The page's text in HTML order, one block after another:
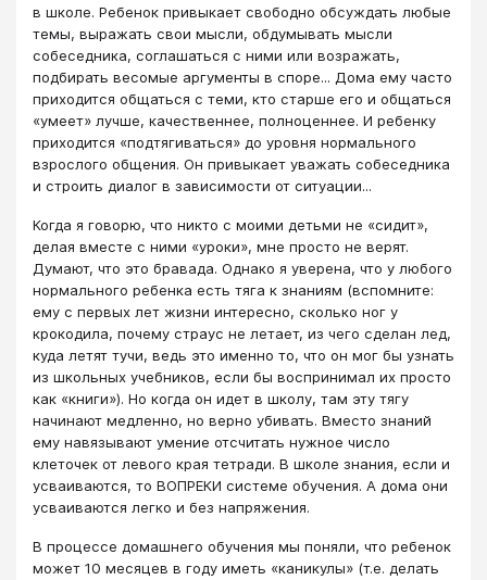
в школе. Ребенок привыкает свободно обсуждать любые
темы, выражать свои мысли, обдумывать мысли
собеседника, соглашаться с ними или возражать,
подбирать весомые аргументы в споре... Дома ему часто
приходится общаться с теми, кто старше его и общаться
«умеет» лучше, качественнее, полноценнее. И ребенку
приходится «подтягиваться» до уровня нормального
взрослого общения. Он привыкает уважать собеседника
и строить диалог в зависимости от ситуации...
Когда я говорю, что никто с моими детьми не «сидит»,
делая вместе с ними «уроки», мне просто не верят.
Думают, что это бравада. Однако я уверена, что у любого
нормального ребенка есть тяга к знаниям (вспомните:
ему с первых лет жизни интересно, сколько ног у
крокодила, почему страус не летает, из чего сделан лед,
куда летят тучи, ведь это именно то, что он мог бы узнать
из школьных учебников, если бы воспринимал их просто
как «книги»). Но когда он идет в школу, там эту тягу
начинают медленно, но верно убивать. Вместо знаний
ему навязывают умение отсчитать нужное число
клеточек от левого края тетради. В школе знания, если и
усваиваются, то ВОПРЕКИ системе обучения. А дома они
усваиваются легко и без напряжения.
В процессе домашнего обучения мы поняли, что ребенок
может 10 месяцев в году иметь «каникулы» (т.е. делать